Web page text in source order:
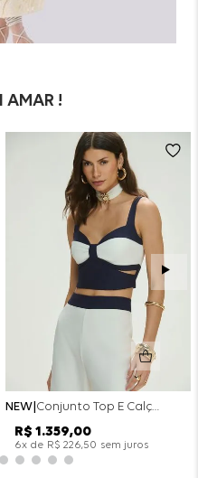
AMAR !
NEW Conjunto Top E Calça Wide Leg Bicolor Alfaitaria - Off White
R$ 1 .359,00
6x de R$ 226,50 sem juros